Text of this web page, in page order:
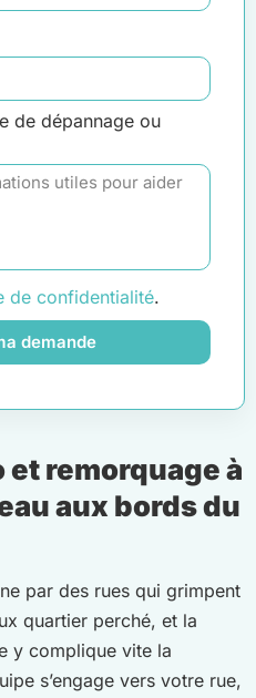
de dépannage ou
de confidentialité.
demande
et remorquage à
aux bords du
par des rues qui grimpent
quartier perché, et la
y complique vite la
s’engage vers votre rue,